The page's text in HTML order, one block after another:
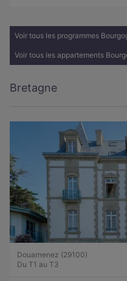
Voir tous les programmes
Voir tous les appartements
Bretagne
Douarnenez (29100)
Du T1 au T3